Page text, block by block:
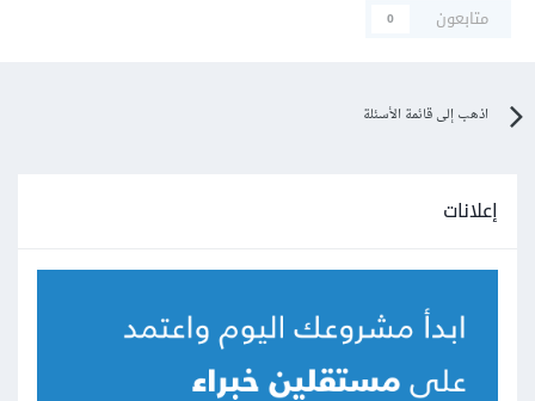
متابعون
0
اذهب إلى قائمة الأسئلة
إعلانات